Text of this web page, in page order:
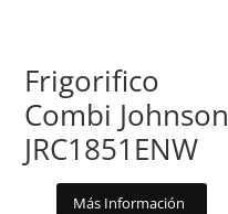
Frigorifico
Combi Johnson
JRC1851ENW
Más Información